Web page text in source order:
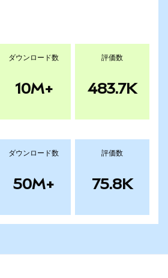
ダウンロード数
10M+
評価数
483.7K
ダウンロード数
50M+
評価数
75.8K